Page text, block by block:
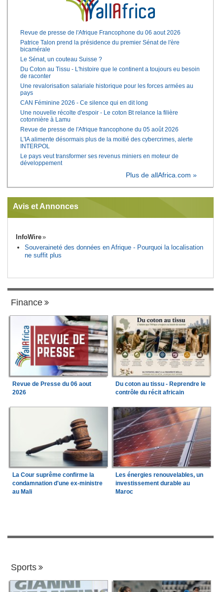
Revue de presse de l'Afrique Francophone du 06 aout 2026
Patrice Talon prend la présidence du premier Sénat de l'ère
bicamérale
Le Sénat, un couteau Suisse ?
Du Coton au Tissu - L'histoire que le continent a toujours eu besoin
de raconter
Une revalorisation salariale historique pour les forces armées au
pays
CAN Féminine 2026 - Ce silence qui en dit long
Une nouvelle récolte d'espoir - Le coton Bt relance la filière
cotonnière à Lamu
Revue de presse de l'Afrique francophone du 05 août 2026
L'IA alimente désormais plus de la moitié des cybercrimes, alerte
INTERPOL
Le pays veut transformer ses revenus miniers en moteur de
développement
Plus de allAfrica.com »
Avis et Annonces
InfoWire
Souveraineté des données en Afrique - Pourquoi la localisation
ne suffit plus
Finance
Revue de Presse du 06 aout
2026
Du coton au tissu - Reprendre le
contrôle du récit africain
La Cour suprême confirme la
condamnation d'une ex-ministre
au Mali
Les énergies renouvelables, un
investissement durable au
Maroc
Sports